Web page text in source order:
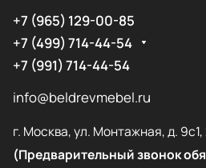
+7 (965) 129-00-85
+7 (499) 714-44-54
+7 (991) 714-44-54
info@beldrevmebel.ru
г. Москва, ул. Монтажная, д. 9с1,
(Предварительный звонок